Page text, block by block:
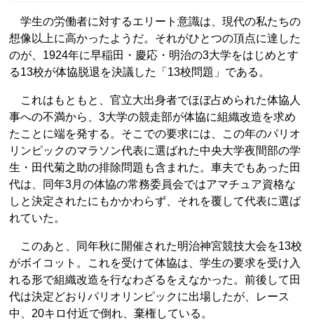
学生の労働者に対するエリート意識は、現代の私たちの
想像以上に高かったようだ。それがひとつの頂点に達した
のが、1924年に早稲田・慶応・明治の3大学をはじめとす
る13校が体協脱退を決議した「13校問題」である。
これはもともと、官立大出身者でほぼ占められた体協人
事への不満から、3大学の競走部が体協に組織改造を求め
たことに端を発する。そこでの要求には、この年のパリオ
リンピックのマラソン代表に選ばれた中央大学夜間部の学
生・田代菊之助の排除問題も含まれた。車夫でもあった田
代は、同年3月の体協の常務委員会ではアマチュア資格な
しと決定されたにもかかわらず、それを覆して代表に選ば
れていた。
このあと、同年秋に開催された明治神宮競技大会を13校
がボイコット。これを受けて体協は、学生の要求を受け入
れる形で組織改造を行なわざるをえなかった。前後して田
代は決定どおりパリオリンピックに出場したが、レース
中、20キロ付近で倒れ、棄権している。